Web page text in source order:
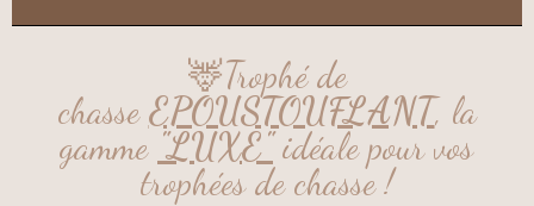
🦌Trophé de
chasseEPOUSTOUFLANT, la
gamme "LUXE"idéale pour vos
trophées de chasse !